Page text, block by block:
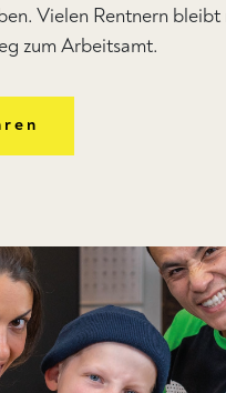
Vielen Rentnern bleibt
zum Arbeitsamt.